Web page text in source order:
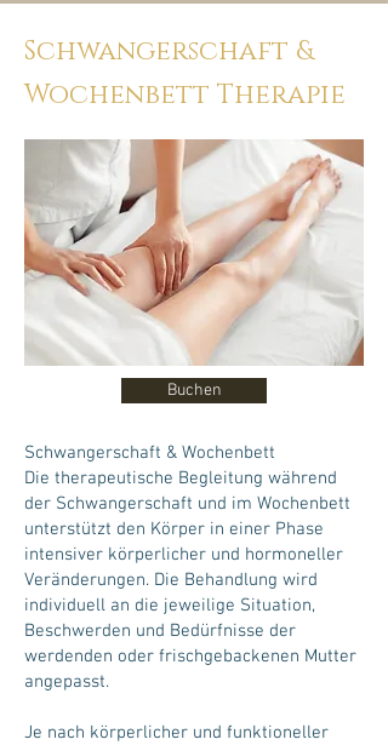
Schwangerschaft &
Wochenbett Therapie
Buchen
Schwangerschaft & Wochenbett
Die therapeutische Begleitung während
der Schwangerschaft und im Wochenbett
unterstützt den Körper in einer Phase
intensiver körperlicher und hormoneller
Veränderungen. Die Behandlung wird
individuell an die jeweilige Situation,
Beschwerden und Bedürfnisse der
werdenden oder frischgebackenen Mutter
angepasst.
Je nach körperlicher und funktioneller